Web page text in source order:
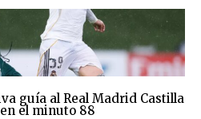
guía al Real Madrid Castilla
el minuto 88